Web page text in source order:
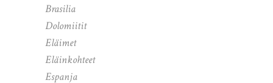
Brasilia
Dolomiitit
Eläimet
Eläinkohteet
Espanja